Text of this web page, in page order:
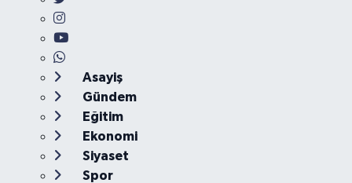
Asayiş
Gündem
Eğitim
Ekonomi
Siyaset
Spor